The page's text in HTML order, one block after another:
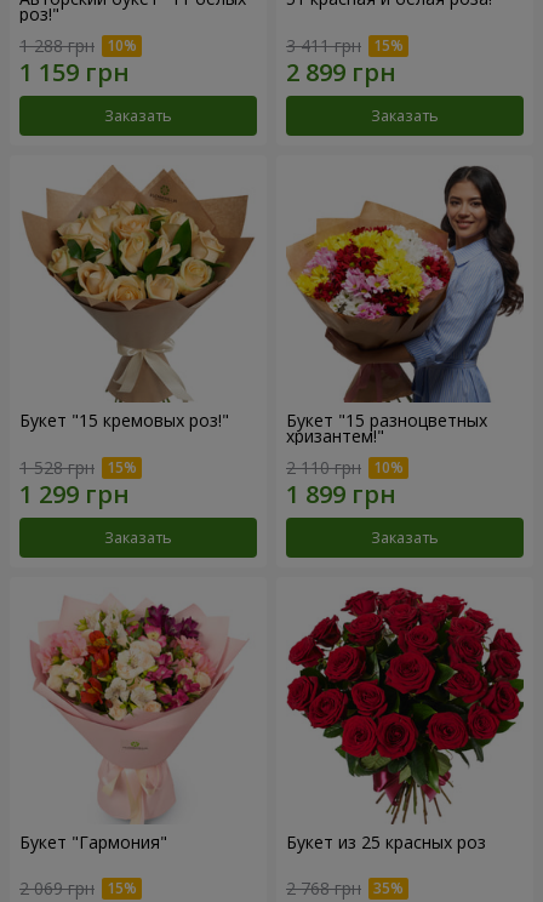
роз!"
1 288 грн
Заказать
3 411 грн
Заказать
Букет "15 кремовых роз!"
1 528 грн
Заказать
Букет "15 разноцветных
хризантем!"
2 110 грн
Заказать
Букет "Гармония"
2 069 грн
Букет из 25 красных роз
2 768 грн